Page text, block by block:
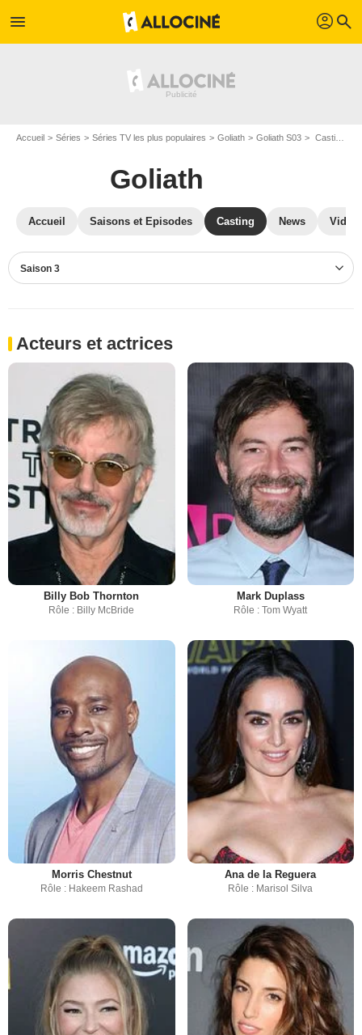
menu profil search
Accueil Séries Séries TV les plus populaires Goliath Goliath S03 Casting Goliath S03
Goliath
Accueil Saisons et Episodes Casting News
Saison 3
Acteurs et actrices
Billy Bob Thornton
Rôle : Billy McBride
Mark Duplass
Rôle : Tom Wyatt
Morris Chestnut
Rôle : Hakeem Rashad
Ana de la Reguera
Rôle : Marisol Silva